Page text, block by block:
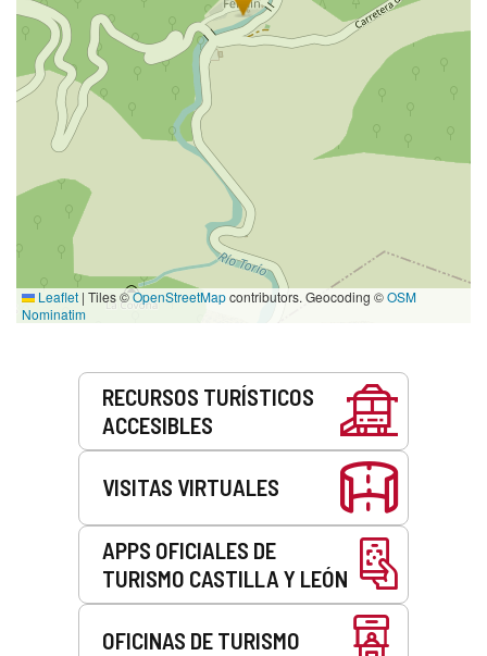
Leaflet | Tiles ©OpenStreetMapcontributors. Geocoding ©OSM
Nominatim
RECURSOS TURÍSTICOS
ACCESIBLES
VISITAS VIRTUALES
APPS OFICIALES DE
TURISMO CASTILLA Y LEÓN
OFICINAS DE TURISMO